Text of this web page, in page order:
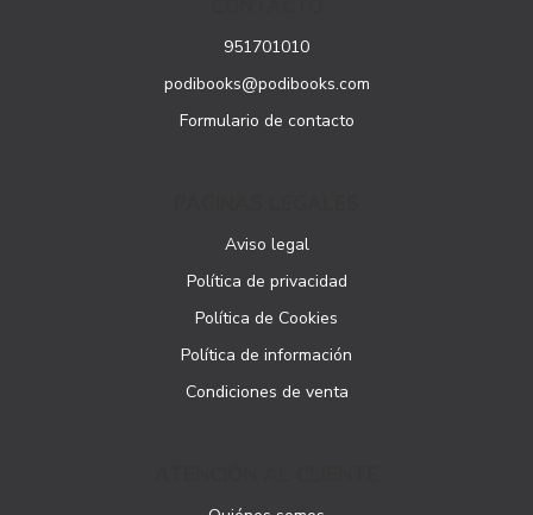
951701010
podibooks@podibooks.com
Formulario de contacto
Aviso legal
Política de privacidad
Política de Cookies
Política de información
Condiciones de venta